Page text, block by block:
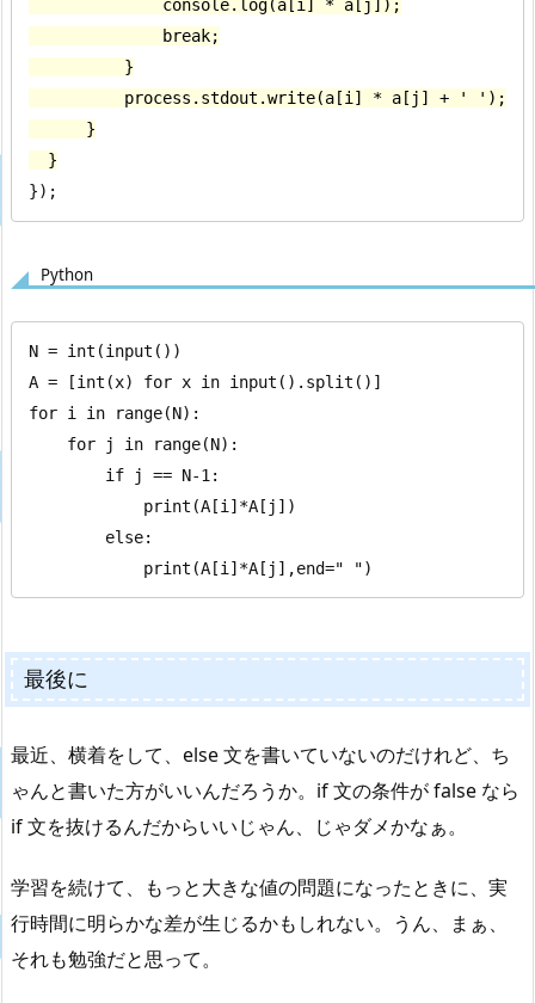
  }
});
Python
N = int(input())
A = [int(x) for x in input().split()]
for i in range(N):
            print(A[i]*A[j],end=" ")
最後に
最近、横着をして、else 文を書いていないのだけれど、ち
ゃんと書いた方がいいんだろうか。if 文の条件が false なら
if 文を抜けるんだからいいじゃん、じゃダメかなぁ。
学習を続けて、もっと大きな値の問題になったときに、実
行時間に明らかな差が生じるかもしれない。うん、まぁ、
それも勉強だと思って。